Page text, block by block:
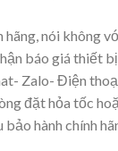
hãng, nói không
báo giá thiết
Zalo- Điện
đặt hỏa tốc
hành chính